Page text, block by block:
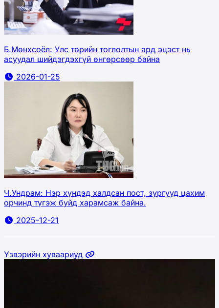
Б.Мөнхсоёл: Улс төрийн тоглолтын ард эцэст нь
асуудал шийдэгдэхгүй өнгөрсөөр байна
2026-01-25
Ч.Ундрам: Нэр хүндэд халдсан пост, зургууд цахим
орчинд түгэж буйд харамсаж байна.
2025-12-21
Үзвэрийн хуваариуд